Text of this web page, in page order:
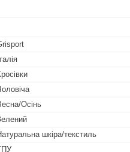
Осінь
шкіра/текстиль